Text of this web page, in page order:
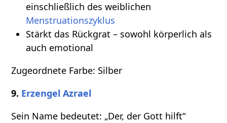
einschließlich des weiblichen
Menstruationszyklus
Stärkt das Rückgrat – sowohl körperlich als
auch emotional
Zugeordnete Farbe: Silber
9. Erzengel Azrael
Sein Name bedeutet: „Der, der Gott hilft“